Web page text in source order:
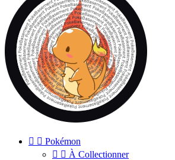
  Pokémon
  À Collectionner